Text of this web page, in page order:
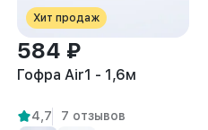
Хит продаж
584 ₽
Гофра Air1 - 1,6м
4,7 7 отзывов